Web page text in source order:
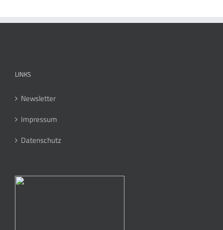
LINKS
Newsletter
Impressum
Datenschutz